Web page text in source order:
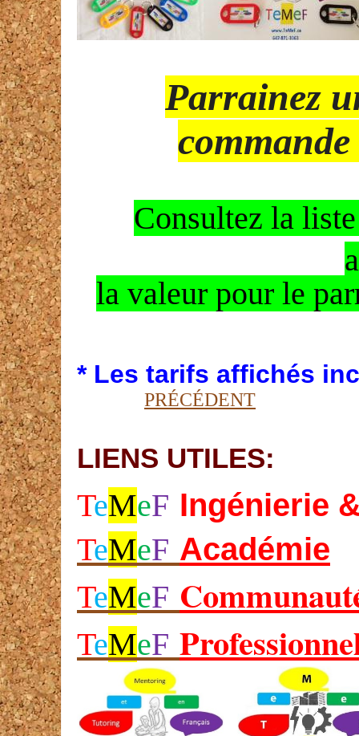
Parrainez
commande
Consultez la
la valeur pour le
* Les tarifs affichés
PRÉCÉDENT
LIENS UTILES:
TeMeF Ingénierie
TeMeF Académie
TeMeF
TeMeF